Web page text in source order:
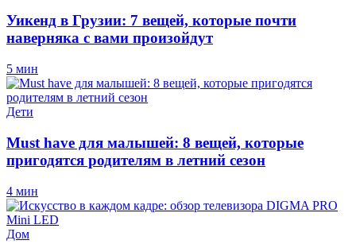
Уикенд в Грузии: 7 вещей, которые почти
наверняка с вами произойдут
5 мин
Дети
Must have для малышей: 8 вещей, которые
пригодятся родителям в летний сезон
4 мин
Дом